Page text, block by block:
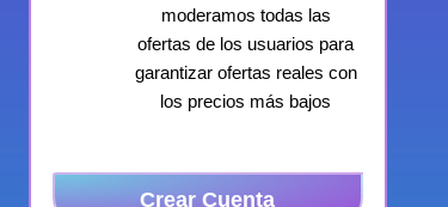
moderamos todas las
ofertas de los usuarios para
garantizar ofertas reales con
los precios más bajos
Crear Cuenta